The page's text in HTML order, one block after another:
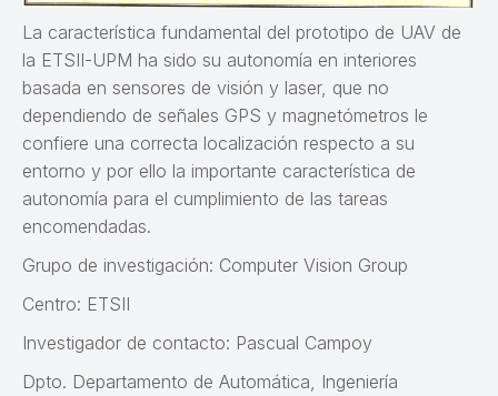
La característica fundamental del prototipo de UAV de
la ETSII-UPM ha sido su autonomía en interiores
basada en sensores de visión y laser, que no
dependiendo de señales GPS y magnetómetros le
confiere una correcta localización respecto a su
entorno y por ello la importante característica de
autonomía para el cumplimiento de las tareas
encomendadas.
Grupo de investigación: Computer Vision Group
Centro: ETSII
Investigador de contacto: Pascual Campoy
Dpto. Departamento de Automática, Ingeniería